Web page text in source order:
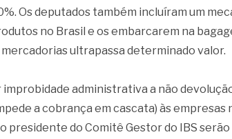
Os deputados também incluíram um
no Brasil e os embarcarem na
ultrapassa determinado valor.
administrativa a não
a cobrança em cascata) às empresas
presidente do Comitê Gestor do IBS